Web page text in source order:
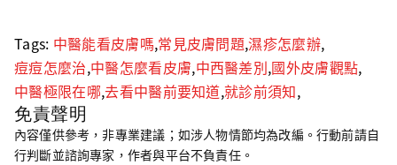
Tags: 中醫能看皮膚嗎,常見皮膚問題,濕疹怎麼辦,
痘痘怎麼治,中醫怎麼看皮膚,中西醫差別,國外皮膚觀點,
中醫極限在哪,去看中醫前要知道,就診前須知,
免責聲明
內容僅供參考，非專業建議；如涉人物情節均為改編。行動前請自
行判斷並諮詢專家，作者與平台不負責任。